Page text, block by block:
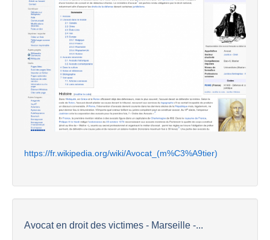
https://fr.wikipedia.org/wiki/Avocat_(m%C3%A9tier)
Avocat en droit des victimes - Marseille -...